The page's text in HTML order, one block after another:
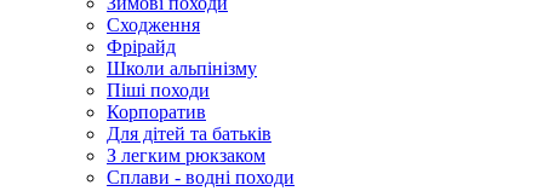
Сходження
Фрірайд
Школи альпінізму
Піші походи
Корпоратив
Для дітей та батьків
З легким рюкзаком
Сплави - водні походи